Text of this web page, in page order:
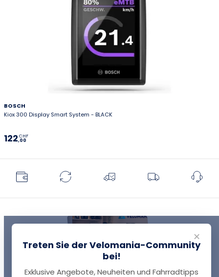
BOSCH
Kiox 300 Display Smart System - BLACK
122,00
CHF
✕
Treten Sie der Velomania-Community
bei!
Exklusive Angebote, Neuheiten und Fahrradtipps